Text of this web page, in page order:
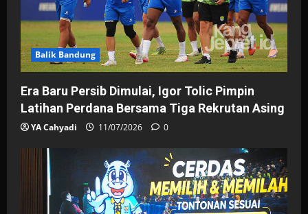
Balik Bandung
Era Baru Persib Dimulai, Igor Tolic Pimpin
Latihan Perdana Bersama Tiga Rekrutan Asing
YA Cahyadi 11/07/2026 0